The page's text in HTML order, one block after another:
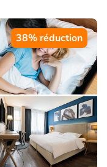
38% réduction